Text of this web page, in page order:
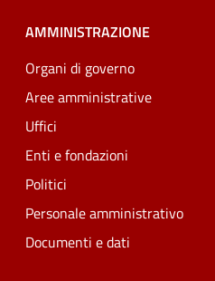
AMMINISTRAZIONE
Organi di governo
Aree amministrative
Uffici
Enti e fondazioni
Politici
Personale amministrativo
Documenti e dati